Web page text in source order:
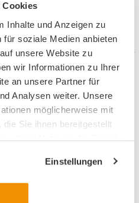
Cookies
Inhalte und Anzeigen zu
soziale Medien anbieten
unsere Website zu
wir Informationen zu Ihrer
an unsere Partner für
Analysen weiter. Unsere
möglicherweise mit
Sie ihnen bereitgestellt
Ihrer Nutzung der Dienste
Einstellungen
und Aufgaben
909 KB
finden